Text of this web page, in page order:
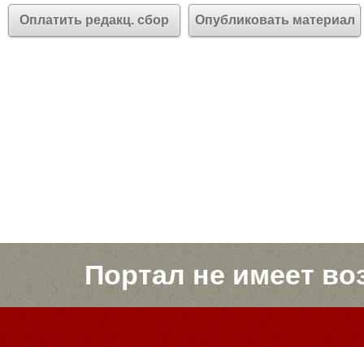
Оплатить редакц. сбор Опубликовать материал
Портал не имеет